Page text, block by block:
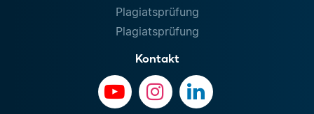
Plagiatsprüfung
Plagiatsprüfung
Kontakt